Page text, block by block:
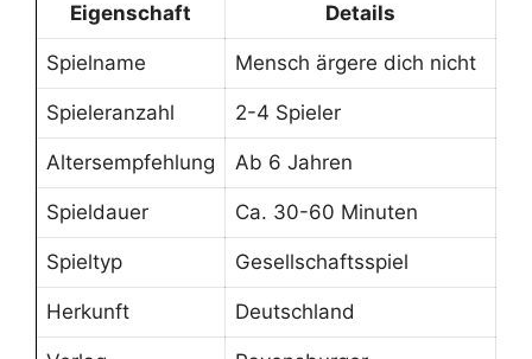
Eigenschaft Details
Spielname Mensch ärgere dich nicht
Spieleranzahl 2-4 Spieler
Altersempfehlung Ab 6 Jahren
Spieldauer Ca. 30-60 Minuten
Spieltyp Gesellschaftsspiel
Herkunft Deutschland